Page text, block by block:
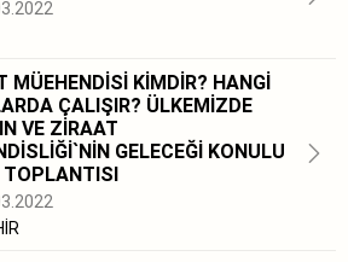
MÜEHENDİSİ KİMDİR? HANGİ
ÇALIŞIR? ÜLKEMİZDE
VE ZİRAAT
GELECEĞİ KONULU